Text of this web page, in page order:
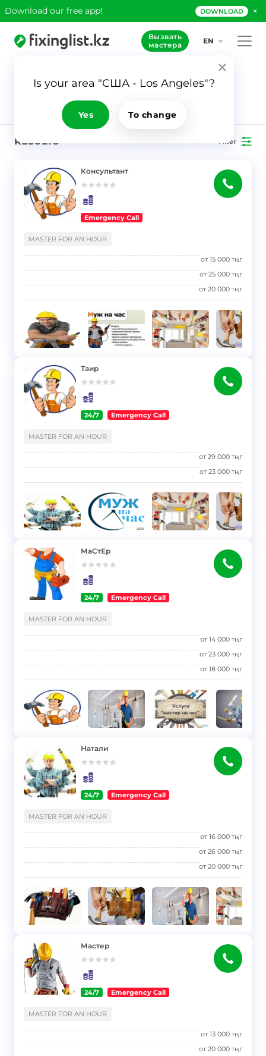
Download our free app! DOWNLOAD ×
Вызвать
мастера
EN
Is your area "США - Los Angeles"?
Yes To change
Application
hour
180
RESULTS Filter
Консультант
Emergency Call
MASTER FOR AN HOUR
от15 000 тңг
от25 000 тңг
от20 000 тңг
Таир
24/7 Emergency Call
MASTER FOR AN HOUR
от29 000 тңг
от23 000 тңг
МаСтЕр
24/7 Emergency Call
MASTER FOR AN HOUR
от14 000 тңг
от23 000 тңг
от18 000 тңг
Натали
24/7 Emergency Call
MASTER FOR AN HOUR
от16 000 тңг
от26 000 тңг
от20 000 тңг
Мастер
24/7 Emergency Call
MASTER FOR AN HOUR
от13 000 тңг
от20 000 тңг